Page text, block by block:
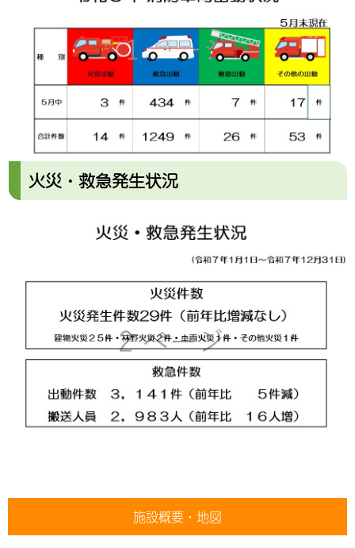
2026.02.13
最上広域市町村圏事務組合 会計年度任用職員の募
集について（令和８年度採用）
令和７年度最上広域市町村圏事務組合消防職員採用
試験最終合格者について
2026.01.13
令和8年度一般(指名)競争入札参加案内
2025.12.26
林野火災注意報・警報について
2025.11.25
令和７年度最上広域市町村圏事務組合消防職員採用
2025.10.24
消防職員のサングラスの着用について
火災・救急発生状況
施設概要・地図